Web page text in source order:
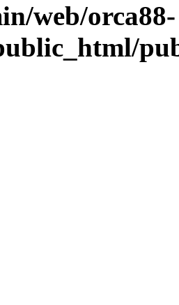
web/orca88-